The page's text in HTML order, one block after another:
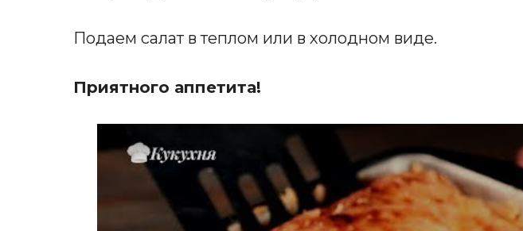
Подаем салат в теплом или в холодном виде.
Приятного аппетита!